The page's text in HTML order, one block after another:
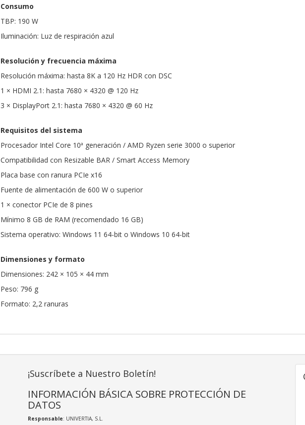
Consumo
TBP: 190 W
Iluminación: Luz de respiración azul
Resolución y frecuencia máxima
Resolución máxima: hasta 8K a 120 Hz HDR con DSC
1 × HDMI 2.1: hasta 7680 × 4320 @ 120 Hz
3 × DisplayPort 2.1: hasta 7680 × 4320 @ 60 Hz
Requisitos del sistema
Procesador Intel Core 10ª generación / AMD Ryzen serie 3000 o superior
Compatibilidad con Resizable BAR / Smart Access Memory
Placa base con ranura PCIe x16
Fuente de alimentación de 600 W o superior
1 × conector PCIe de 8 pines
Mínimo 8 GB de RAM (recomendado 16 GB)
Sistema operativo: Windows 11 64-bit o Windows 10 64-bit
Dimensiones y formato
Dimensiones: 242 × 105 × 44 mm
Peso: 796 g
Formato: 2,2 ranuras
¡Suscríbete a Nuestro Boletín!
INFORMACIÓN BÁSICA SOBRE PROTECCIÓN DE
DATOS
Responsable: UNIVERTIA, S.L.